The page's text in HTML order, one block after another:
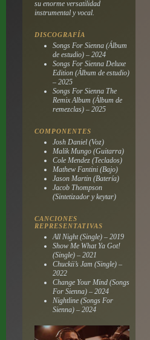
su enorme versatilidad
instrumental y vocal.
DISCOGRAFÍA
Songs For Sienna (Álbum
de estudio) – 2024
Songs For Sienna Deluxe
Edition (Álbum de estudio)
– 2025
Songs For Sienna The
Remix Album (Álbum de
remezclas) – 2025
COMPONENTES
Josh Daniel (Voz)
Malik Mungo (Guitarra)
Cole Mendez (Teclados)
Mathew Fantini (Bajo)
Jason Martin (Batería)
Jacob Thompson
(Sintetizador y keytar)
CANCIONES
REPRESENTATIVAS
All Night (Single) – 2019
Show Me What Ya Got!
(Single) – 2021
Chuckii’s Jam (Single) –
2022
Change Your Mind (Songs
For Sienna) – 2024
Nightline (Songs For
Sienna) – 2024